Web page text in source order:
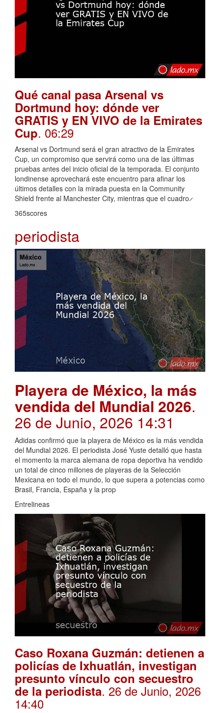
Qué canal pasa Arsenal vs
Dortmund hoy: dónde ver
GRATIS y EN VIVO de la Emirates
Cup. 06:29
Arsenal vs Dortmund será el gran atractivo de la Emirates
Cup, un compromiso que servirá como una de las últimas
pruebas antes del inicio oficial de la temporada. El conjunto
londinense aprovechará este encuentro para afinar los
últimos detalles con la mirada puesta en la Community
Shield frente al Manchester City, mientras que el cuadro ̷
365scores
periodista
Playera de México, la más
vendida del Mundial 2026.
26 de Junio, 2026 14:31
Adidas confirmó que la playera de México es la más vendida
del Mundial 2026. El periodista José Yuste detalló que hasta
el momento la marca alemana de ropa deportiva ha vendido
un total de cinco millones de playeras de la Selección
Mexicana en todo el mundo, lo que supera a potencias como
Brasil, Francia, España y la prop
Entrelineas
Caso Roxana Guzmán: detienen a
policías de Ixhuatlán, investigan
presunto vínculo con secuestro
de la periodista. 26 de Junio, 2026
14:40